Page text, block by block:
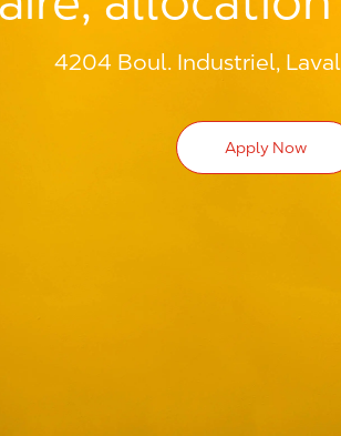
4204 Boul. Industriel,
Apply Now